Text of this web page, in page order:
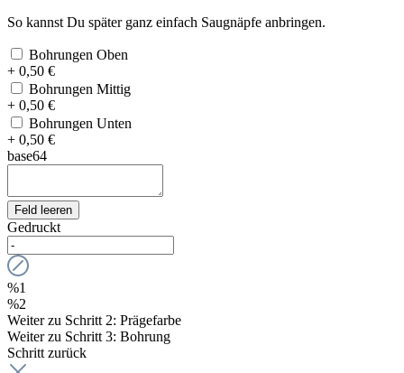
So kannst Du später ganz einfach Saugnäpfe anbringen.
Bohrungen Oben
+ 0,50 €
Bohrungen Mittig
+ 0,50 €
Bohrungen Unten
+ 0,50 €
base64
Feld leeren
Gedruckt
%1
%2
Weiter zu Schritt 2: Prägefarbe
Weiter zu Schritt 3: Bohrung
Schritt zurück